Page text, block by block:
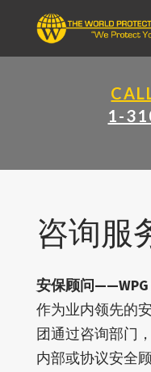
1-
咨询服
安保顾问
作为业内领先的
团通过咨询部门
内部或协议安全